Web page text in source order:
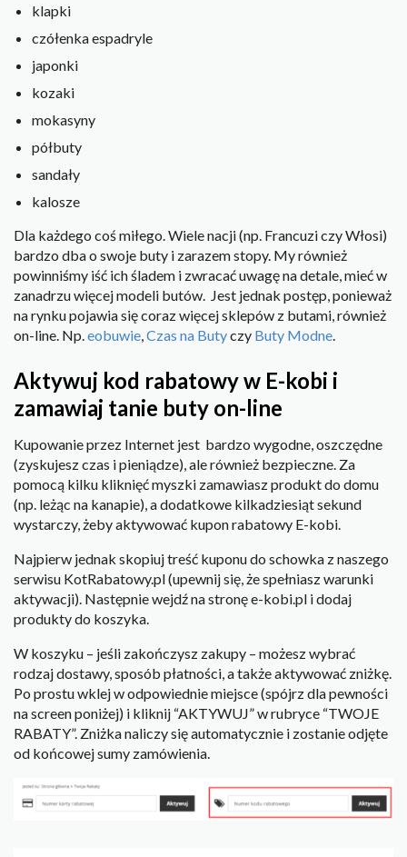
klapki
czółenka espadryle
japonki
kozaki
mokasyny
półbuty
sandały
kalosze
Dla każdego coś miłego. Wiele nacji (np. Francuzi czy Włosi)
bardzo dba o swoje buty i zarazem stopy. My również
powinniśmy iść ich śladem i zwracać uwagę na detale, mieć w
zanadrzu więcej modeli butów. Jest jednak postęp, ponieważ
na rynku pojawia się coraz więcej sklepów z butami, również
on-line. Np.eobuwie,Czas na Butyczy Buty Modne.
Aktywuj kod rabatowy w E-kobi i
zamawiaj tanie buty on-line
Kupowanie przez Internet jest bardzo wygodne, oszczędne
(zyskujesz czas i pieniądze), ale również bezpieczne. Za
pomocą kilku kliknięć myszki zamawiasz produkt do domu
(np. leżąc na kanapie), a dodatkowe kilkadziesiąt sekund
wystarczy, żeby aktywować kupon rabatowy E-kobi.
Najpierw jednak skopiuj treść kuponu do schowka z naszego
serwisu KotRabatowy.pl (upewnij się, że spełniasz warunki
aktywacji). Następnie wejdź na stronę e-kobi.pl i dodaj
produkty do koszyka.
W koszyku – jeśli zakończysz zakupy – możesz wybrać
rodzaj dostawy, sposób płatności, a także aktywować zniżkę.
Po prostu wklej w odpowiednie miejsce (spójrz dla pewności
na screen poniżej) i kliknij “AKTYWUJ” w rubryce “TWOJE
RABATY”. Zniżka naliczy się automatycznie i zostanie odjęte
od końcowej sumy zamówienia.